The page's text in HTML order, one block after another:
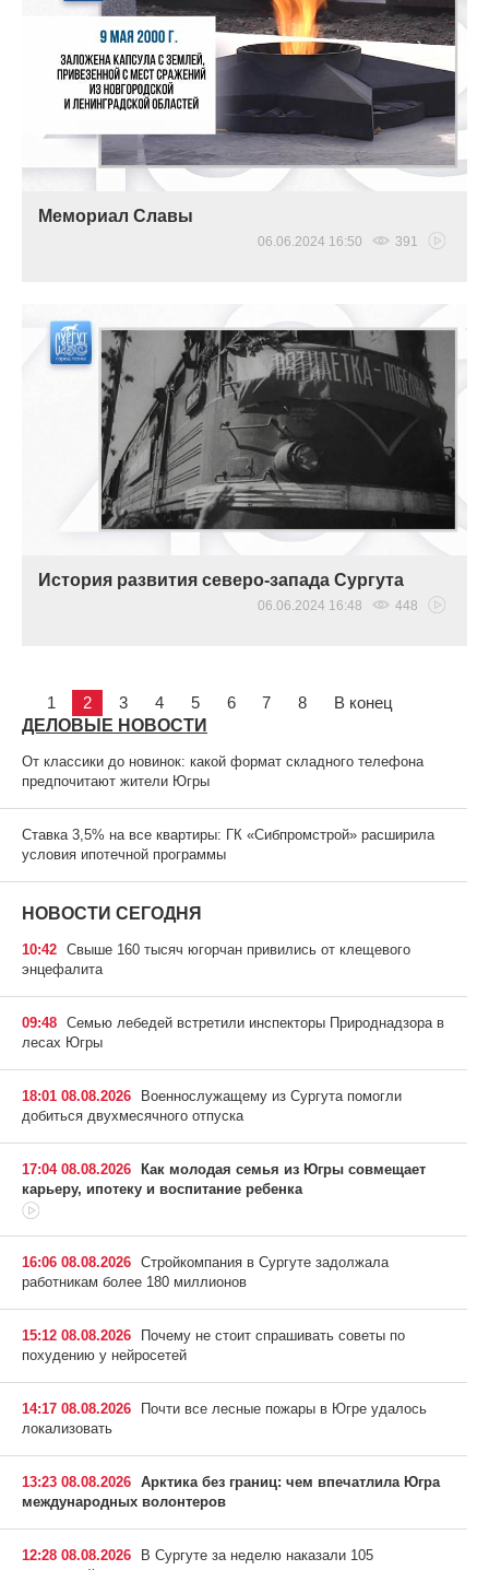
Мемориал Славы
06.06.2024 16:50 391
История развития северо-запада Сургута
06.06.2024 16:48 448
1 2 3 4 5 6 7 8 В конец
ДЕЛОВЫЕ НОВОСТИ
От классики до новинок: какой формат складного телефона
предпочитают жители Югры
Ставка 3,5% на все квартиры: ГК «Сибпромстрой» расширила
условия ипотечной программы
НОВОСТИ СЕГОДНЯ
10:42 Свыше 160 тысяч югорчан привились от клещевого
энцефалита
09:48 Семью лебедей встретили инспекторы Природнадзора в
лесах Югры
18:01 08.08.2026
Военнослужащему из Сургута помогли
добиться двухмесячного отпуска
17:04 08.08.2026
Как молодая семья из Югры совмещает
карьеру, ипотеку и воспитание ребенка
16:06 08.08.2026 Стройкомпания в Сургуте задолжала
работникам более 180 миллионов
15:12 08.08.2026
Почему не стоит спрашивать советы по
похудению у нейросетей
14:17 08.08.2026
Почти все лесные пожары в Югре удалось
локализовать
13:23 08.08.2026 Арктика без границ: чем впечатлила Югра
международных волонтеров
12:28 08.08.2026
В Сургуте за неделю наказали 105